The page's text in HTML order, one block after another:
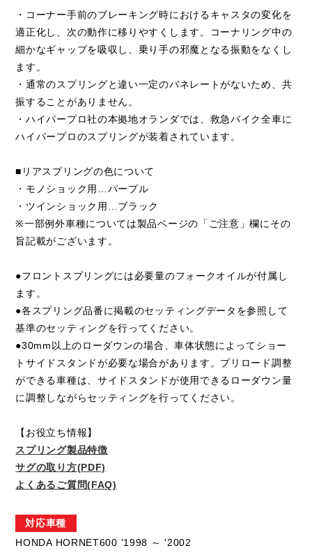
・コーナー手前のブレーキング時におけるキャスタの変化を
適正化し、次の動作に移りやすくします。コーナリング中の
細かなギャップを吸収し、乗り手の邪魔となる振動をなくし
ます。
・通常のスプリングと違い一定のバネレートがないため、共
振することがありません。
・ハイパープロ社の本拠地オランダでは、救急バイク全車に
ハイパープロのスプリングが装着されています。
■リアスプリングの色について
・モノショック用…パープル
・ツインショック用…ブラック
※一部例外車種については製品ページの「ご注意」欄にその
旨記載がございます。
●フロントスプリングには必要量のフォークオイルが付属し
ます。
●各スプリング品番に掲載のセッティングデータを参照して
基準のセッティングを行ってください。
●30mm以上のローダウンの場合、車体状態によってショー
トサイドスタンドが必要な場合があります。プリロード調整
ができる車種は、サイドスタンドが使用できるローダウン量
に調整しながらセッティングを行ってください。
【お役立ち情報】
スプリング製品特徴
サグの取り方(PDF)
よくあるご質問(FAQ)
対応車種
HONDA HORNET600 '1998 ～ '2002